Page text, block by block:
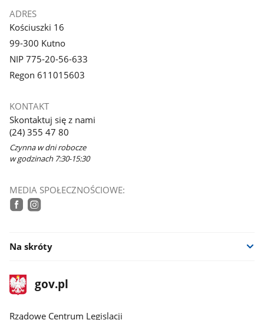
ADRES
Kościuszki 16
99-300 Kutno
NIP 775-20-56-633
Regon 611015603
KONTAKT
Skontaktuj się z nami
(24) 355 47 80
Czynna w dni robocze
w godzinach 7:30-15:30
MEDIA SPOŁECZNOŚCIOWE:
Na skróty
stopka
gov.plStrona
gov.pl
Rządowe Centrum Legislacji